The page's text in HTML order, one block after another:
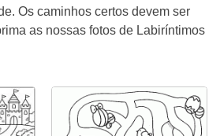
Os caminhos certos devem ser
as nossas fotos de Labiríntimos